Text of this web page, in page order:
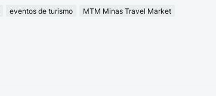
eventos de turismo
MTM Minas Travel Market